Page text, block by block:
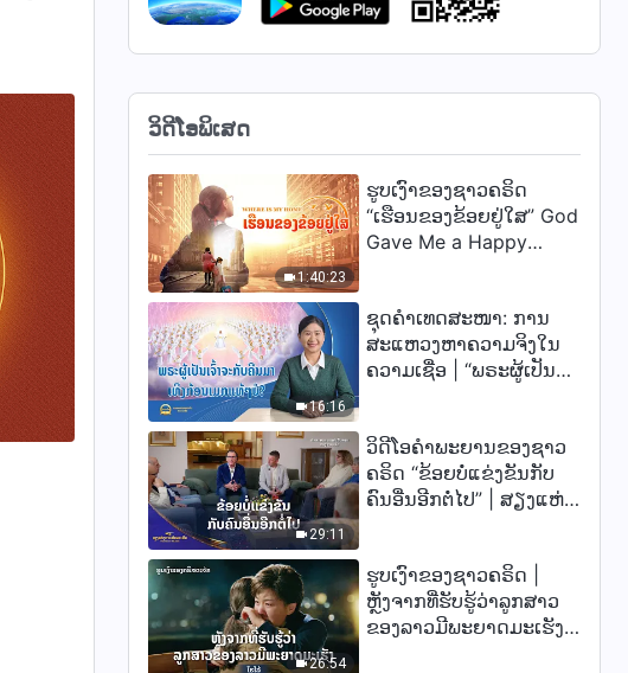
51:41
ການອ່ານພຣະທຳຂອງພຣະເຈົ້າ |
"ຄວາມຮັບຜິດຊອບຂອງຜູ້ນໍາ ແລະ
54:16
ຜູ້ເຮັດວຽກ (22)" ສ່ວນທີ ສາມ
ວິດີໂອພິເສດ
1:40:23
ຮູບເງົາຂອງຊາວຄຣິດ
“ເຮືອນຂອງຂ້ອຍຢູ່ໃສ” God
Gave Me a Happy
16:16
ຊຸດຄຳເທດສະໜາ: ການ
ສະແຫວງຫາຄວາມຈິງໃນ
ຄວາມເຊື່ອ | “ພຣະຜູ້ເປັນ
29:11
ວິດີໂອຄຳພະຍານຂອງຊາວ
ຄຣິດ “ຂ້ອຍບໍ່ແຂ່ງຂັນກັບ
ຄົນອື່ນອີກຕໍ່ໄປ” | ສຽງແຫ່ງ
26:54
ຮູບເງົາຂອງຊາວຄຣິດ |
ຫຼັງຈາກທີ່ຮັບຮູ້ວ່າລູກສາວ
ຂອງລາວມີພະຍາດມະເຮັງ